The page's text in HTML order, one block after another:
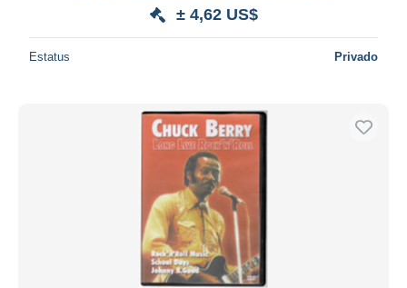
± 4,62 US$
Estatus Privado